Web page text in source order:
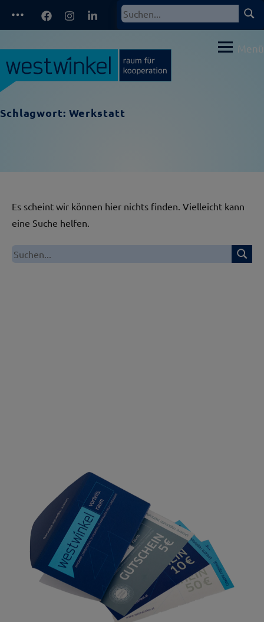
FacebookInstagramLinkedIn
Suchen
Menü
Schlagwort: Werkstatt
Es scheint wir können hier nichts finden. Vielleicht kann
eine Suche helfen.
Suchen